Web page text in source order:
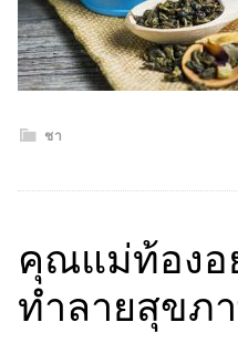
ชา
คุณแม่ท้องอ
ทำลายสุขภ